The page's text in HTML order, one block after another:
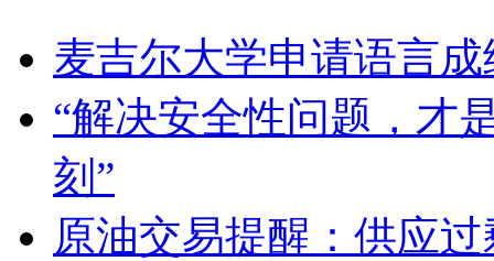
麦吉尔大学申请语言
“解决安全性问题，才
刻”
原油交易提醒：供应